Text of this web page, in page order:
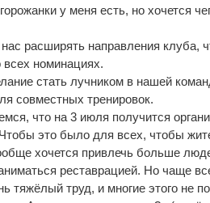
у меня есть, но хочется
расширять направления
всех номинациях.
стать лучником в нашей
совместных тренировок.
что на 3 июля получится
это было для всех, чтобы
хочется привлечь больше
реставрацией. Но чаще
тяжёлый труд, и многие этого не